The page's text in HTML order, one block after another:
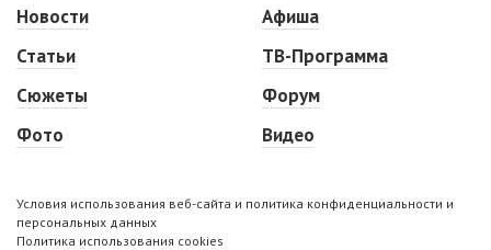
Новости
Статьи
Сюжеты
Фото
Афиша
ТВ-Программа
Форум
Видео
Условия использования веб-сайта и политика конфиденциальности и
персональных данных
Политика использования cookies